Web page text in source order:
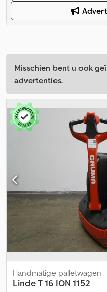
Misschien bent u ook
advertenties.
Handmatige palletwagen
LindeT 16 ION 1152